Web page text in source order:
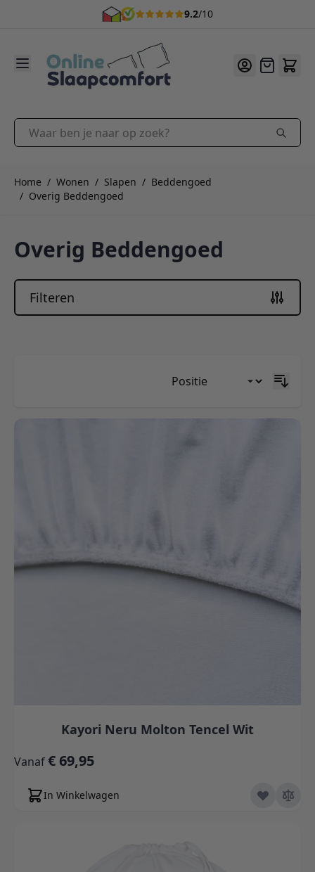
5% korting na inschrijving nieuwsbrief *
9.2/10
Offerte
Waar ben je naar op zoek?
Home / Wonen / Slapen / Beddengoed
/ Overig Beddengoed
Overig Beddengoed
Filteren
Kayori Neru Molton Tencel Wit
Vanaf€ 69,95
In Winkelwagen